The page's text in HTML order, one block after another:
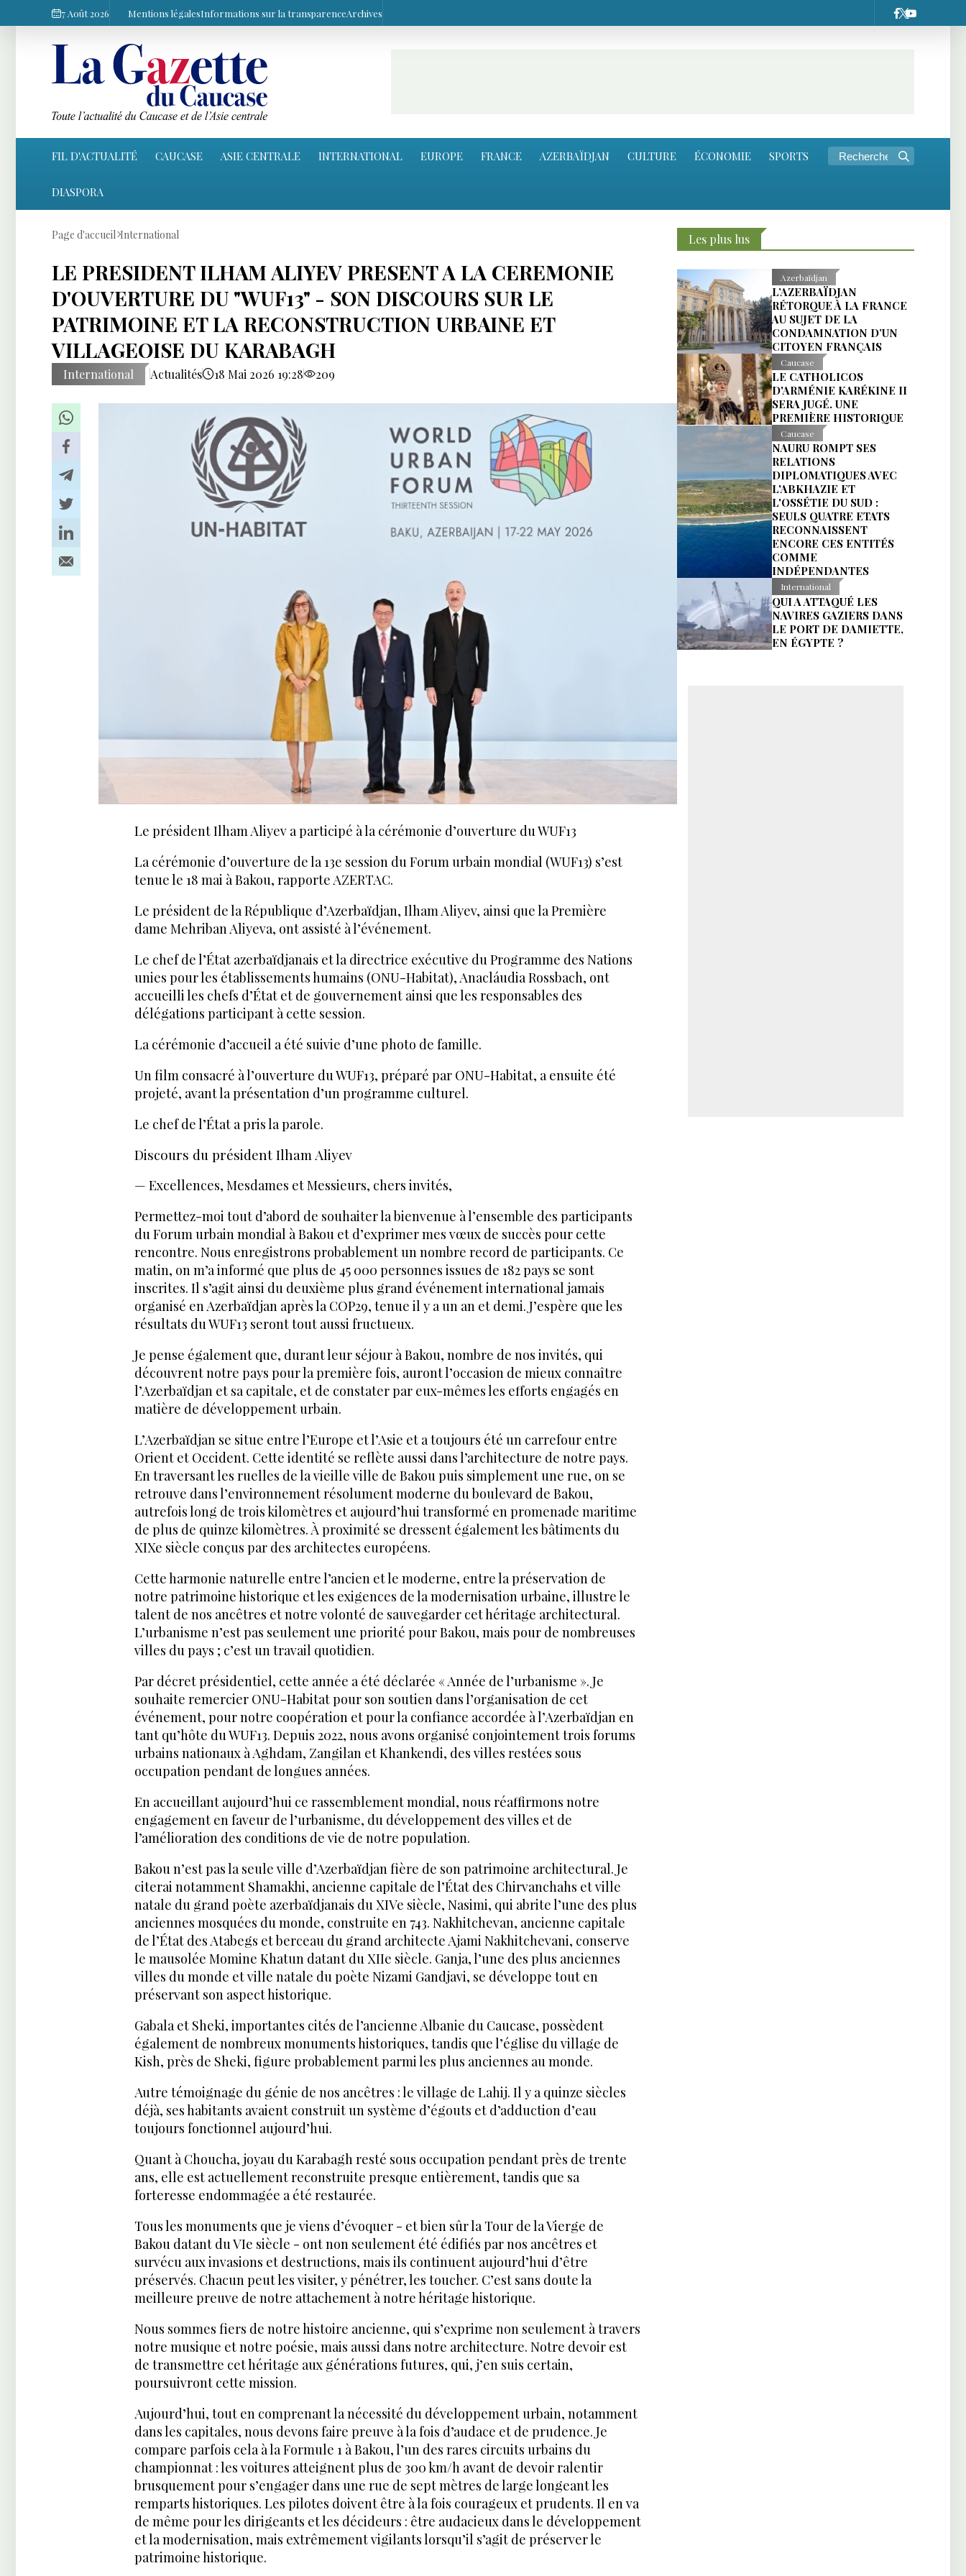
7 Août 2026 Mentions légalesInformations sur la transparenceArchives
FIL D'ACTUALITÉ CAUCASE ASIE CENTRALE INTERNATIONAL EUROPE FRANCE AZERBAÏDJAN CULTURE ÉCONOMIE SPORTS
DIASPORA
Page d'accueil International
LE PRESIDENT ILHAM ALIYEV PRESENT A LA CEREMONIE
D'OUVERTURE DU "WUF13" - SON DISCOURS SUR LE
PATRIMOINE ET LA RECONSTRUCTION URBAINE ET
VILLAGEOISE DU KARABAGH
International Actualités 18 Mai 2026 19:28 209
Le président Ilham Aliyev a participé à la cérémonie d’ouverture du WUF13
La cérémonie d’ouverture de la 13e session du Forum urbain mondial (WUF13) s’est
tenue le 18 mai à Bakou, rapporte AZERTAC.
Le président de la République d’Azerbaïdjan, Ilham Aliyev, ainsi que la Première
dame Mehriban Aliyeva, ont assisté à l’événement.
Le chef de l’État azerbaïdjanais et la directrice exécutive du Programme des Nations
unies pour les établissements humains (ONU-Habitat), Anacláudia Rossbach, ont
accueilli les chefs d’État et de gouvernement ainsi que les responsables des
délégations participant à cette session.
La cérémonie d’accueil a été suivie d’une photo de famille.
Un film consacré à l’ouverture du WUF13, préparé par ONU-Habitat, a ensuite été
projeté, avant la présentation d’un programme culturel.
Le chef de l’État a pris la parole.
Discours du président Ilham Aliyev
— Excellences, Mesdames et Messieurs, chers invités,
Permettez-moi tout d’abord de souhaiter la bienvenue à l’ensemble des participants
du Forum urbain mondial à Bakou et d’exprimer mes vœux de succès pour cette
rencontre. Nous enregistrons probablement un nombre record de participants. Ce
matin, on m’a informé que plus de 45 000 personnes issues de 182 pays se sont
inscrites. Il s’agit ainsi du deuxième plus grand événement international jamais
organisé en Azerbaïdjan après la COP29, tenue il y a un an et demi. J’espère que les
résultats du WUF13 seront tout aussi fructueux.
Je pense également que, durant leur séjour à Bakou, nombre de nos invités, qui
découvrent notre pays pour la première fois, auront l’occasion de mieux connaître
l’Azerbaïdjan et sa capitale, et de constater par eux-mêmes les efforts engagés en
matière de développement urbain.
L’Azerbaïdjan se situe entre l’Europe et l’Asie et a toujours été un carrefour entre
Orient et Occident. Cette identité se reflète aussi dans l’architecture de notre pays.
En traversant les ruelles de la vieille ville de Bakou puis simplement une rue, on se
retrouve dans l’environnement résolument moderne du boulevard de Bakou,
autrefois long de trois kilomètres et aujourd’hui transformé en promenade maritime
de plus de quinze kilomètres. À proximité se dressent également les bâtiments du
XIXe siècle conçus par des architectes européens.
Cette harmonie naturelle entre l’ancien et le moderne, entre la préservation de
notre patrimoine historique et les exigences de la modernisation urbaine, illustre le
talent de nos ancêtres et notre volonté de sauvegarder cet héritage architectural.
L’urbanisme n’est pas seulement une priorité pour Bakou, mais pour de nombreuses
villes du pays ; c’est un travail quotidien.
Par décret présidentiel, cette année a été déclarée « Année de l’urbanisme ». Je
souhaite remercier ONU-Habitat pour son soutien dans l’organisation de cet
événement, pour notre coopération et pour la confiance accordée à l’Azerbaïdjan en
tant qu’hôte du WUF13. Depuis 2022, nous avons organisé conjointement trois forums
urbains nationaux à Aghdam, Zangilan et Khankendi, des villes restées sous
occupation pendant de longues années.
En accueillant aujourd’hui ce rassemblement mondial, nous réaffirmons notre
engagement en faveur de l’urbanisme, du développement des villes et de
l’amélioration des conditions de vie de notre population.
Bakou n’est pas la seule ville d’Azerbaïdjan fière de son patrimoine architectural. Je
citerai notamment Shamakhi, ancienne capitale de l’État des Chirvanchahs et ville
natale du grand poète azerbaïdjanais du XIVe siècle, Nasimi, qui abrite l’une des plus
anciennes mosquées du monde, construite en 743. Nakhitchevan, ancienne capitale
de l’État des Atabegs et berceau du grand architecte Ajami Nakhitchevani, conserve
le mausolée Momine Khatun datant du XIIe siècle. Ganja, l’une des plus anciennes
villes du monde et ville natale du poète Nizami Gandjavi, se développe tout en
préservant son aspect historique.
Gabala et Sheki, importantes cités de l’ancienne Albanie du Caucase, possèdent
également de nombreux monuments historiques, tandis que l’église du village de
Kish, près de Sheki, figure probablement parmi les plus anciennes au monde.
Autre témoignage du génie de nos ancêtres : le village de Lahij. Il y a quinze siècles
déjà, ses habitants avaient construit un système d’égouts et d’adduction d’eau
toujours fonctionnel aujourd’hui.
Quant à Choucha, joyau du Karabagh resté sous occupation pendant près de trente
ans, elle est actuellement reconstruite presque entièrement, tandis que sa
forteresse endommagée a été restaurée.
Tous les monuments que je viens d’évoquer - et bien sûr la Tour de la Vierge de
Bakou datant du VIe siècle - ont non seulement été édifiés par nos ancêtres et
survécu aux invasions et destructions, mais ils continuent aujourd’hui d’être
préservés. Chacun peut les visiter, y pénétrer, les toucher. C’est sans doute la
meilleure preuve de notre attachement à notre héritage historique.
Nous sommes fiers de notre histoire ancienne, qui s’exprime non seulement à travers
notre musique et notre poésie, mais aussi dans notre architecture. Notre devoir est
de transmettre cet héritage aux générations futures, qui, j’en suis certain,
poursuivront cette mission.
Aujourd’hui, tout en comprenant la nécessité du développement urbain, notamment
dans les capitales, nous devons faire preuve à la fois d’audace et de prudence. Je
compare parfois cela à la Formule 1 à Bakou, l’un des rares circuits urbains du
championnat : les voitures atteignent plus de 300 km/h avant de devoir ralentir
brusquement pour s’engager dans une rue de sept mètres de large longeant les
remparts historiques. Les pilotes doivent être à la fois courageux et prudents. Il en va
de même pour les dirigeants et les décideurs : être audacieux dans le développement
et la modernisation, mais extrêmement vigilants lorsqu’il s’agit de préserver le
patrimoine historique.
Les plus lus
Azerbaïdjan
L’AZERBAÏDJAN
RÉTORQUE À LA FRANCE
AU SUJET DE LA
CONDAMNATION D’UN
CITOYEN FRANÇAIS
Caucase
LE CATHOLICOS
D'ARMÉNIE KARÉKINE II
SERA JUGÉ. UNE
PREMIÈRE HISTORIQUE
Caucase
NAURU ROMPT SES
RELATIONS
DIPLOMATIQUES AVEC
L'ABKHAZIE ET
L'OSSÉTIE DU SUD :
SEULS QUATRE ETATS
RECONNAISSENT
ENCORE CES ENTITÉS
COMME
INDÉPENDANTES
International
QUI A ATTAQUÉ LES
NAVIRES GAZIERS DANS
LE PORT DE DAMIETTE,
EN ÉGYPTE ?